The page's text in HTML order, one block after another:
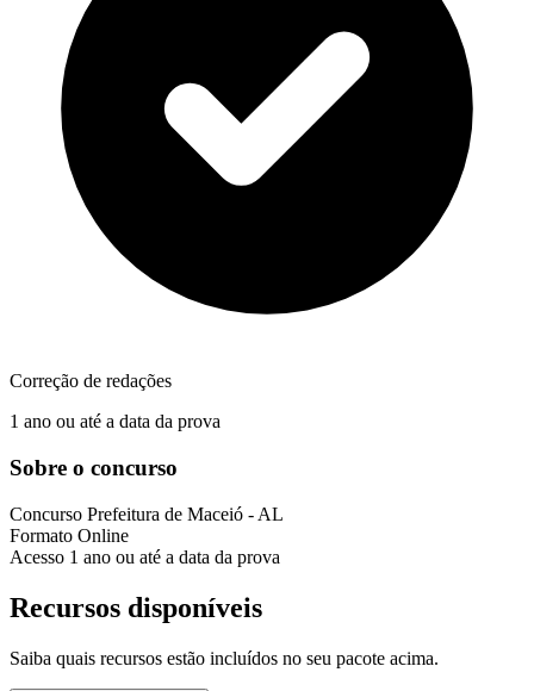
Correção de redações
1 ano ou até a data da prova
Sobre o concurso
Concurso Prefeitura de Maceió - AL
Formato Online
Acesso 1 ano ou até a data da prova
Recursos disponíveis
Saiba quais recursos estão incluídos no seu pacote acima.